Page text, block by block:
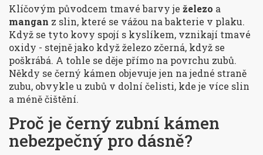
Klíčovým původcem tmavé barvy je železo a
mangan z slin, které se vážou na bakterie v plaku.
Když se tyto kovy spojí s kyslíkem, vznikají tmavé
oxidy - stejně jako když železo zčerná, když se
poškrábá. A tohle se děje přímo na povrchu zubů.
Někdy se černý kámen objevuje jen na jedné straně
zubu, obvykle u zubů v dolní čelisti, kde je více slin
a méně čištění.
Proč je černý zubní kámen
nebezpečný pro dásně?